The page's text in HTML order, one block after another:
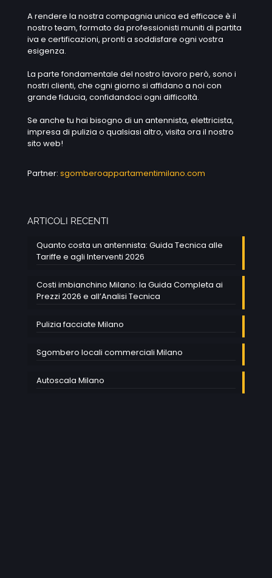
A rendere la nostra compagnia unica ed efficace è il
nostro team, formato da professionisti muniti di partita
iva e certificazioni, pronti a soddisfare ogni vostra
esigenza.
La parte fondamentale del nostro lavoro però, sono i
nostri clienti, che ogni giorno si affidano a noi con
grande fiducia, confidandoci ogni difficoltà.
Se anche tu hai bisogno di un antennista, elettricista,
impresa di pulizia o qualsiasi altro, visita ora il nostro
sito web!
Partner: sgomberoappartamentimilano.com
ARTICOLI RECENTI
Quanto costa un antennista: Guida Tecnica alle
Tariffe e agli Interventi 2026
Costi imbianchino Milano: la Guida Completa ai
Prezzi 2026 e all’Analisi Tecnica
Pulizia facciate Milano
Sgombero locali commerciali Milano
Autoscala Milano